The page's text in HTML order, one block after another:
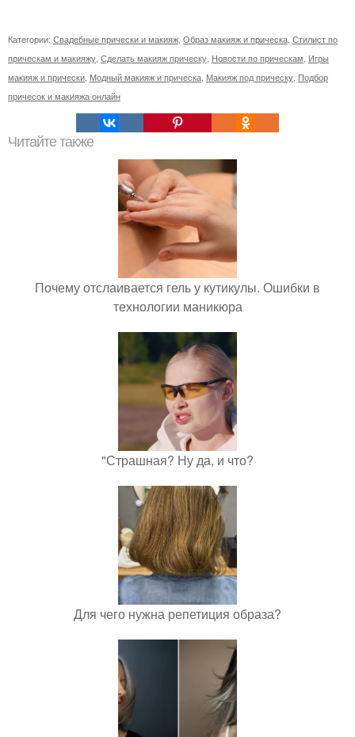
Категории: Свадебные прически и макияж Образ макияж и прическа Стилист по
прическам и макияжу Сделать макияж прическу Новости по прическам Игры
макияж и прически Модный макияж и прическа Макияж под прическу Подбор
причесок и макияжа онлайн
Читайте также
Почему отслаивается гель у кутикулы. Ошибки в
технологии маникюра
"Страшная? Ну да, и что?
Для чего нужна репетиция образа?